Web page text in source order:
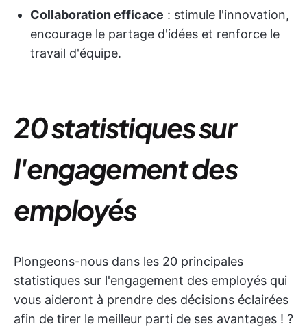
Collaboration efficace : stimule l'innovation,
encourage le partage d'idées et renforce le
travail d'équipe.
20 statistiques sur
l'engagement des
employés
Plongeons-nous dans les 20 principales
statistiques sur l'engagement des employés qui
vous aideront à prendre des décisions éclairées
afin de tirer le meilleur parti de ses avantages ! ?